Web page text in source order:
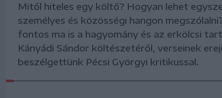
Mitől hiteles egy költő? Hogyan lehet
személyes és közösségi hangon
fontos ma is a hagyomány és az erkölcsi
Kányádi Sándor költészetéről, verseinek
beszélgettünk Pécsi Györgyi kritikussal.